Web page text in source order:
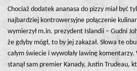
Chociaż dodatek ananasa do pizzy miał być
najbardziej kontrowersyjne połączenie
wymierzył m.in. prezydent Islandii – Gudni
że gdyby mógł, to by jej zakazał. Słowa te
całym świecie i wywołały lawinę
stanął sam premier Kanady, Justin Trudeau,